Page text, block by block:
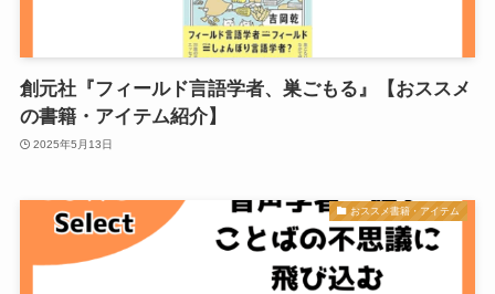
創元社『フィールド言語学者、巣ごもる』【おススメ
の書籍・アイテム紹介】
2025年5月13日
おススメ書籍・アイテム